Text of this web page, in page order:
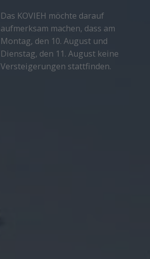
Das KOVIEH möchte darauf
aufmerksam machen, dass am
Montag, den 10. August und
Dienstag, den 11. August keine
Versteigerungen stattfinden.